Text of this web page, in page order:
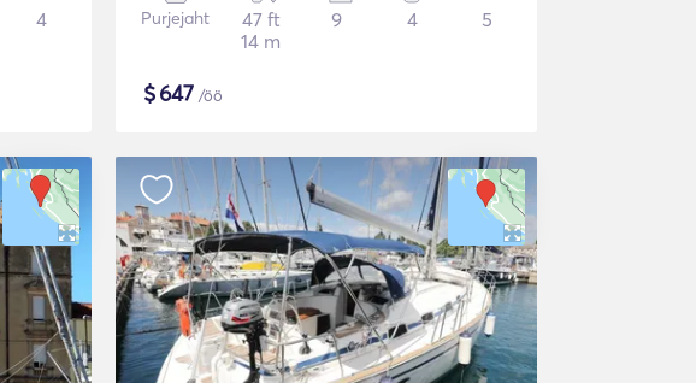
4 Purjejaht
47 ft
14 m
9 4 5
$647 /öö